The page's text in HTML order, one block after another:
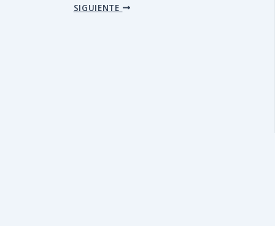
SIGUIENTE